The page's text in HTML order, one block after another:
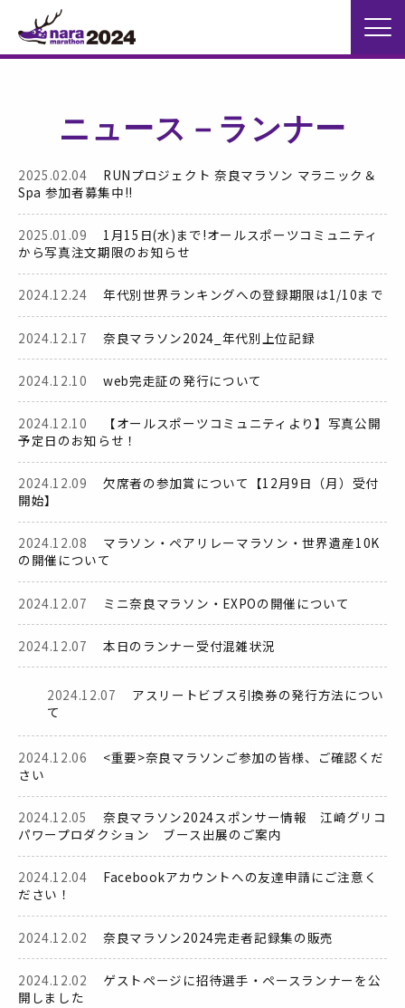
ニュース－ランナー
2025.02.04
RUNプロジェクト 奈良マラソン マラニック＆
Spa 参加者募集中!!
2025.01.09
1月15日(水)まで!オールスポーツコミュニティ
から写真注文期限のお知らせ
2024.12.24 年代別世界ランキングへの登録期限は1/10まで
2024.12.17 奈良マラソン2024_年代別上位記録
2024.12.10 web完走証の発行について
2024.12.10
【オールスポーツコミュニティより】写真公開
予定日のお知らせ！
2024.12.09
欠席者の参加賞について【12月9日（月）受付
開始】
2024.12.08
マラソン・ペアリレーマラソン・世界遺産10K
の開催について
2024.12.07 ミニ奈良マラソン・EXPOの開催について
2024.12.07 本日のランナー受付混雑状況
2024.12.07
アスリートビブス引換券の発行方法につい
て
2024.12.06
<重要>奈良マラソンご参加の皆様、ご確認くだ
さい
2024.12.05
奈良マラソン2024スポンサー情報 江崎グリコ
パワープロダクション ブース出展のご案内
2024.12.04
Facebookアカウントへの友達申請にご注意く
ださい！
2024.12.02 奈良マラソン2024完走者記録集の販売
2024.12.02
ゲストページに招待選手・ペースランナーを公
開しました